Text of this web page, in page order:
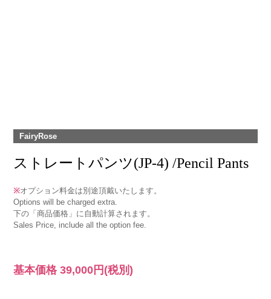
FairyRose
ストレートパンツ(JP-4) /Pencil Pants
※オプション料金は別途頂戴いたします。
Options will be charged extra.
下の「商品価格」に自動計算されます。
Sales Price, include all the option fee.
基本価格39,000円 (税別)